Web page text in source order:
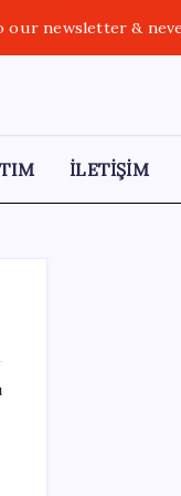
our newsletter &
İLETİŞİM